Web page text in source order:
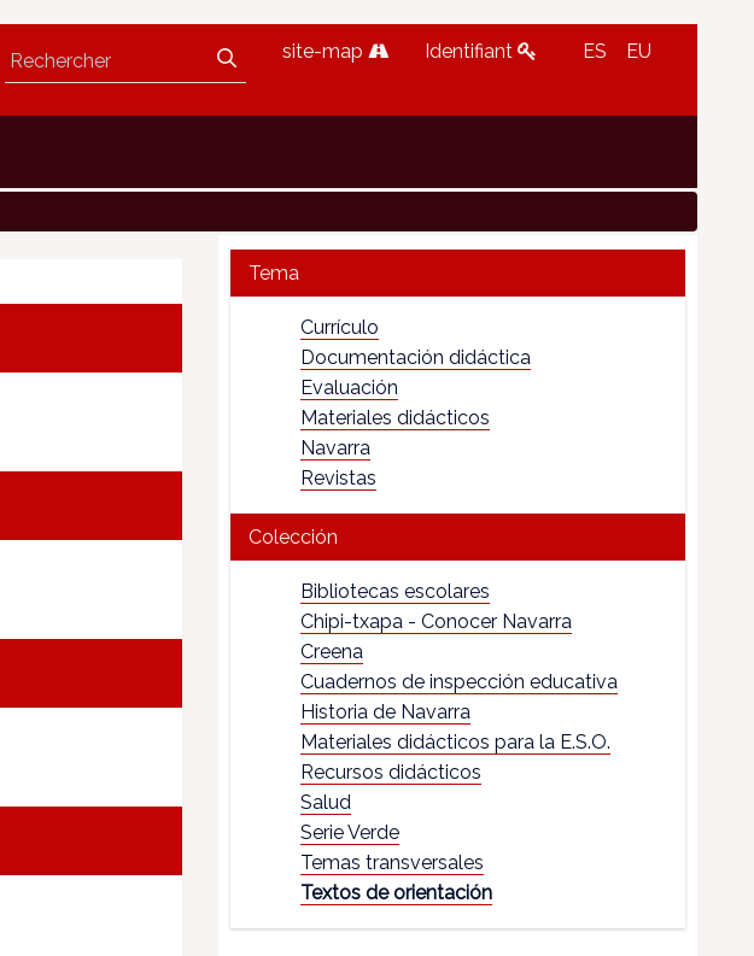
site-map Identifiant ES EU
Tema
Currículo
Documentación didáctica
Evaluación
Materiales didácticos
Navarra
Revistas
Colección
Bibliotecas escolares
Chipi-txapa - Conocer Navarra
Creena
Cuadernos de inspección educativa
Historia de Navarra
Materiales didácticos para la E.S.O.
Recursos didácticos
Salud
Serie Verde
Temas transversales
Textos de orientación